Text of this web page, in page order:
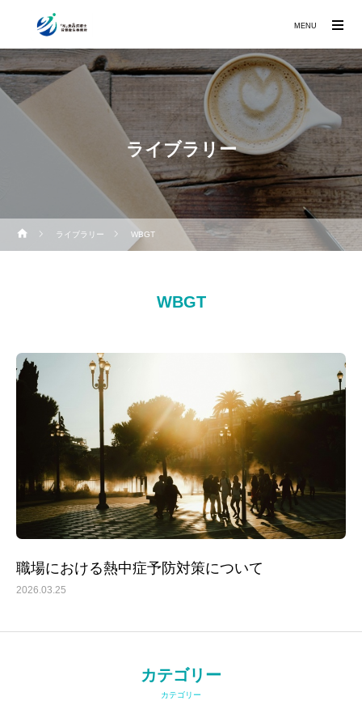
ライブラリー
ライブラリー WBGT
WBGT
職場における熱中症予防対策について
2026.03.25
カテゴリー
カテゴリー
MENU